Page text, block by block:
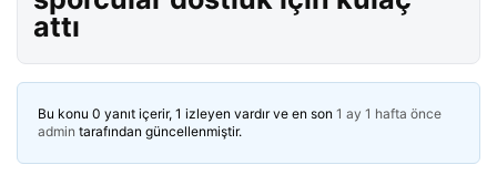
attı
Bu konu 0 yanıt içerir, 1 izleyen vardır ve en son 1 ay 1 hafta önce
admin tarafından güncellenmiştir.